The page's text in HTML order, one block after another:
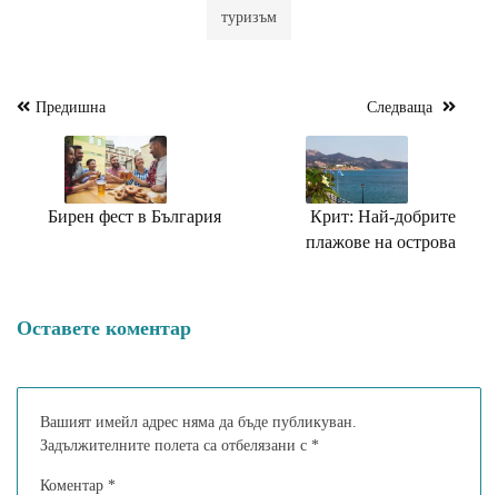
туризъм
Навигация
Предишна
Бирен фест в България
Следваща
Крит: Най-добрите
плажове на острова
Оставете коментар
Вашият имейл адрес няма да бъде публикуван.
Задължителните полета са отбелязани с *
Коментар *